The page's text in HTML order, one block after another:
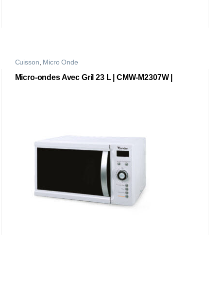
Cuisson, Micro Onde
Micro-ondes Avec Gril 23 L | CMW-M2307W |